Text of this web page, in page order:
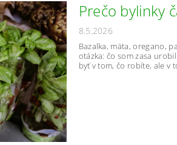
Prečo bylinky
8.5.2026
Bazalka, mäta, oregano,
otázka: čo som zasa
byť v tom, čo robíte, ale v